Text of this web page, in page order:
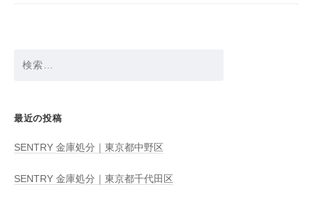
最近の投稿
SENTRY 金庫処分｜東京都中野区
SENTRY 金庫処分｜東京都千代田区